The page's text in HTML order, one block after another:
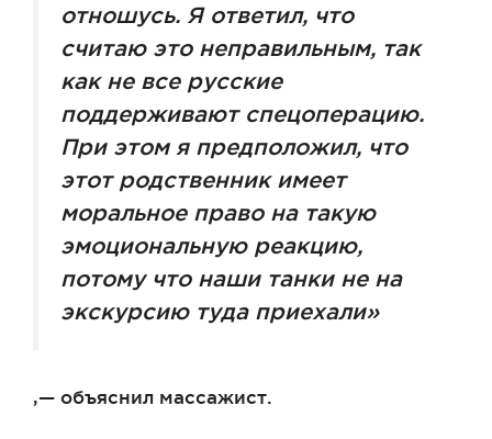
отношусь. Я ответил, что
считаю это неправильным, так
как не все русские
поддерживают спецоперацию.
При этом я предположил, что
этот родственник имеет
моральное право на такую
эмоциональную реакцию,
потому что наши танки не на
экскурсию туда приехали»
,— объяснил массажист.